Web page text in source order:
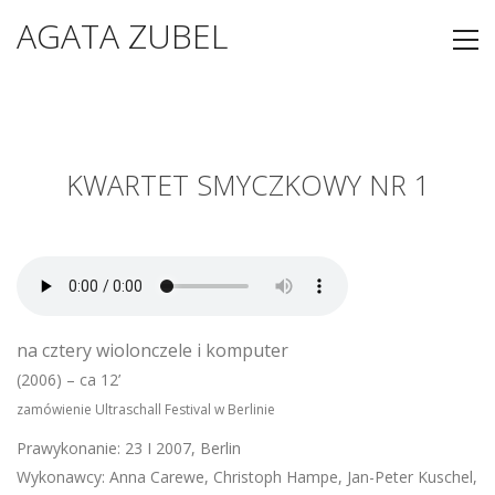
AGATA ZUBEL
KWARTET SMYCZKOWY NR 1
na cztery wiolonczele i komputer
(2006) – ca 12’
zamówienie Ultraschall Festival w Berlinie
Prawykonanie: 23 I 2007, Berlin
Wykonawcy: Anna Carewe, Christoph Hampe, Jan-Peter Kuschel,